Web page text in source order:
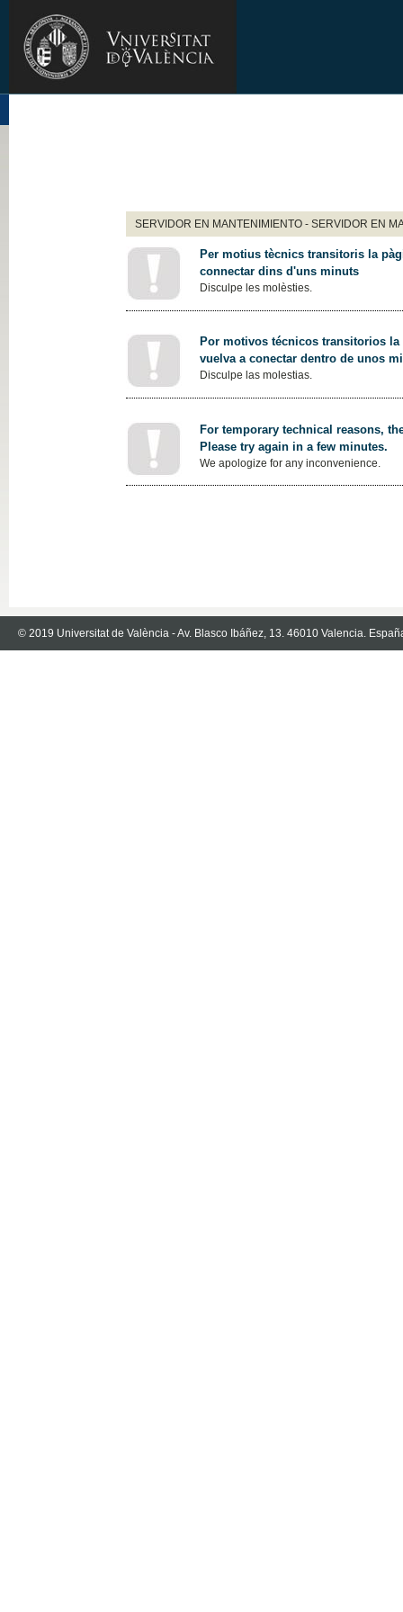
SERVIDOR EN MANTENIMIENTO - SERVIDOR EN
Per motius tècnics transitoris la
connectar dins d'uns minuts
Disculpe les molèsties.
Por motivos técnicos transitorios
vuelva a conectar dentro de unos
Disculpe las molestias.
For temporary technical reasons,
Please try again in a few minutes.
We apologize for any inconvenience.
© 2019 Universitat de València - Av. Blasco Ibáñez, 13. 46010 Valencia.